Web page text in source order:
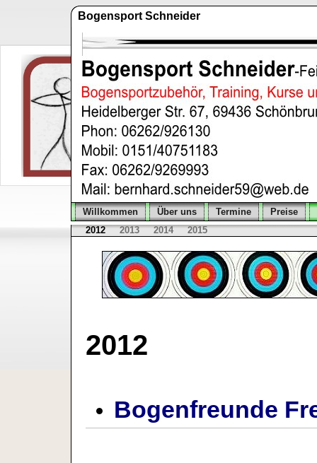
Bogensport Schneider
Willkommen Über uns Termine
Preise
2012
2013 2014 2015
2012
Bogenfreunde